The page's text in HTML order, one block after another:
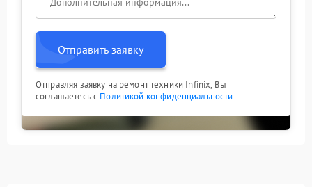
Отправить заявку
Отправляя заявку на ремонт техники Infinix, Вы
соглашаетесь с Политикой конфиденциальности